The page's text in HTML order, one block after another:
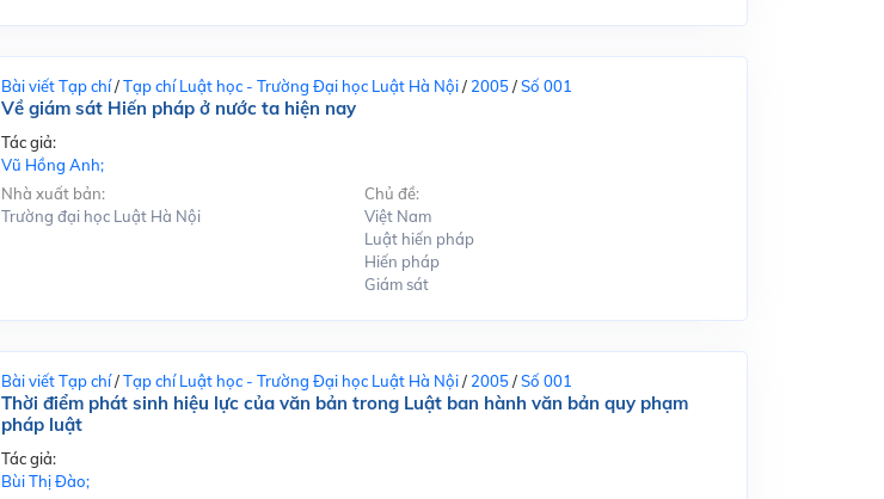
Bài viết Tạp chí/Tạp chí Luật học - Trường Đại học Luật Hà Nội/ 2005/Số 001
Về giám sát Hiến pháp ở nước ta hiện nay
Tác giả:
Vũ Hồng Anh;
Nhà xuất bản:
Trường đại học Luật Hà Nội
Chủ đề:
Việt Nam
Luật hiến pháp
Hiến pháp
Giám sát
Bài viết Tạp chí/Tạp chí Luật học - Trường Đại học Luật Hà Nội/ 2005/Số 001
Thời điểm phát sinh hiệu lực của văn bản trong Luật ban hành văn bản quy phạm
pháp luật
Tác giả:
Bùi Thị Đào;